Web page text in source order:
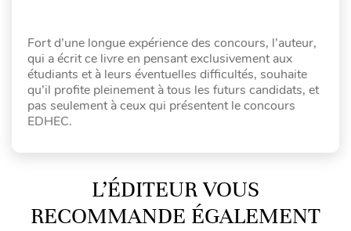
Fort d’une longue expérience des concours, l’auteur,
qui a écrit ce livre en pensant exclusivement aux
étudiants et à leurs éventuelles difficultés, souhaite
qu’il profite pleinement à tous les futurs candidats, et
pas seulement à ceux qui présentent le concours
EDHEC.
L’ÉDITEUR VOUS
RECOMMANDE ÉGALEMENT